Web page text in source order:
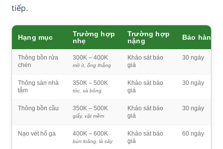
tiếp.
Hạng mục
Trường hợp
nhẹ
Trường hợp
nặng
Bảo hành
Thông bồn rửa
chén
300K – 400K
mỡ ít, ống thẳng
Khảo sát báo
giá
30 ngày
Thông sàn nhà
tắm
350K – 500K
tóc, xà bông
Khảo sát báo
giá
30 ngày
Thông bồn cầu 350K – 500K
giấy, vật mềm
Khảo sát báo
giá
30 ngày
Nạo vét hố ga 400K – 600K
bùn loãng, lá cây
Khảo sát báo
giá
60 ngày